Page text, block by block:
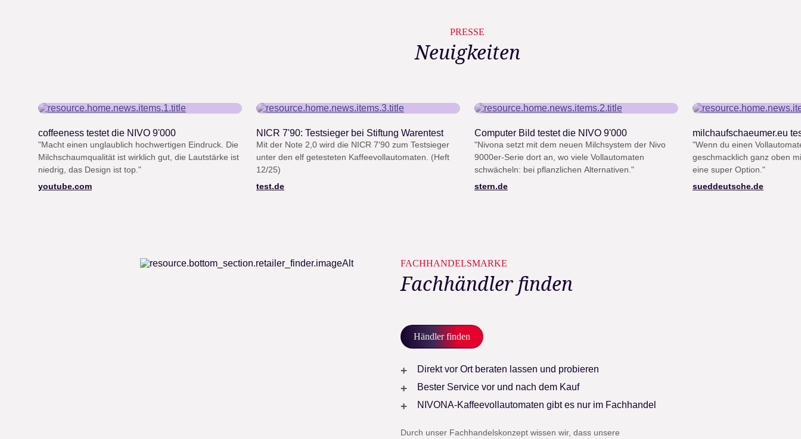
PRESSE
Neuigkeiten
“
coffeeness testet die NIVO 9'000
"Macht einen unglaublich hochwertigen Eindruck. Die
Milchschaumqualität ist wirklich gut, die Lautstärke ist
niedrig, das Design ist top."
youtube.com
“
NICR 7'90: Testsieger bei Stiftung Warentest
Mit der Note 2,0 wird die NICR 7'90 zum Testsieger
unter den elf getesteten Kaffeevollautomaten. (Heft
12/25)
test.de
“
Computer Bild testet die NIVO 9'000
"Nivona setzt mit dem neuen Milchsystem der Nivo
9000er-Serie dort an, wo viele Vollautomaten
schwächeln: bei pflanzlichen Alternativen."
stern.de
“
milchaufschaeumer.eu
"Wenn du einen
geschmacklich ganz oben
eine super Option."
sueddeutsche.de
FACHHANDELSMARKE
Fachhändler finden
Händler finden
Direkt vor Ort beraten lassen und probieren
Bester Service vor und nach dem Kauf
NIVONA-Kaffeevollautomaten gibt es nur im Fachhandel
Durch unser Fachhandelskonzept wissen wir, dass unsere